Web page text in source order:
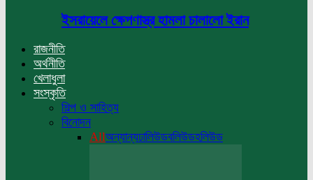
ইসরায়েলে ক্ষেপণাস্ত্র হামলা চালালো ইরান
রাজনীতি
অর্থনীতি
খেলাধুলা
সংস্কৃতি
শিল্প ও সাহিত্য
বিনোদন
Allঅন্যান্যঢালিউডবলিউডহলিউড